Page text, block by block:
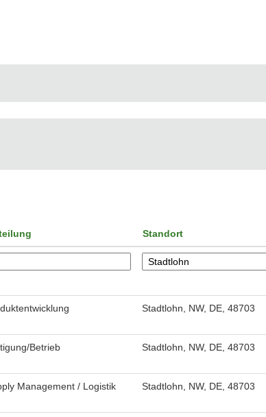
Standort
Stadtlohn, NW, DE, 48703
Betrieb Stadtlohn, NW, DE, 48703
Management / Logistik Stadtlohn, NW, DE, 48703